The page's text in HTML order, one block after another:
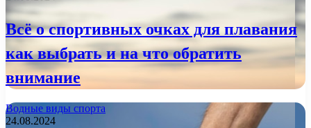
Всё о спортивных очках для плавания
как выбрать и на что обратить
внимание
Водные виды спорта
24.08.2024